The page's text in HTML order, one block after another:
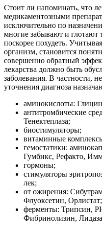
Стоит ли напоминать, что
медикаментозными
исключительно по
многие забывают и глотают
поскорее похудеть.
организм, становится
совершенно обратный
лекарства должно быть
заболевания. В частности,
уточнения диагноза
аминокислоты:
антитромбические
Тенектеплаза;
биостимуляторы;
витаминные
гемостатики:
Гумбикс, Рефакто,
гормоны;
стимуляторы
лек;
от ожирения:
Флуоксетин, Орлистат;
ферменты: Трипсин,
Фибринолизин,